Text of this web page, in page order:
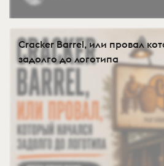
Cracker Barrel, или провал
задолго до логотипа